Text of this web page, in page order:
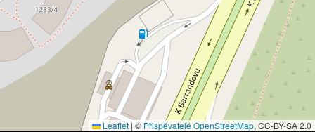
Leaflet | © Přispěvatelé OpenStreetMap, CC-BY-SA 2.0